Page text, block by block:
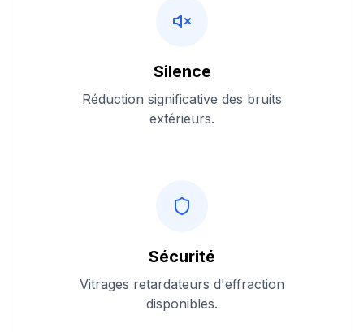
Silence
Réduction significative des bruits
extérieurs.
Sécurité
Vitrages retardateurs d'effraction
disponibles.